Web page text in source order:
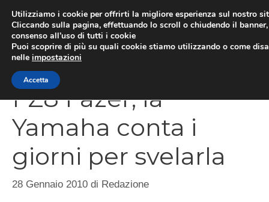
contenuto
FZ8 Fazer, la
Yamaha conta i
giorni per svelarla
28 Gennaio 2010 di Redazione
Utilizziamo i cookie per offrirti la migliore esperienza sul nostro
Cliccando sulla pagina, effettuando lo scroll o chiudendo il
consenso all’uso di tutti i cookie
Puoi scoprire di più su quali cookie stiamo utilizzando o come
nelle impostazioni
Accetta